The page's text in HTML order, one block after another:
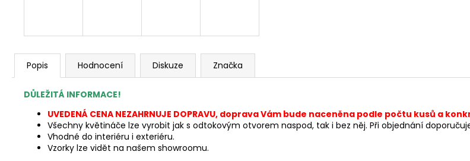
Popis Hodnocení Diskuze Značka
DŮLEŽITÁ INFORMACE!
UVEDENÁ CENA NEZAHRNUJE DOPRAVU, doprava Vám bude naceněna podle počtu kusů a
Všechny květináče lze vyrobit jak s odtokovým otvorem naspod, tak i bez něj. Při objednání
Vhodné do interiéru i exteriéru.
Vzorky lze vidět na našem showroomu.